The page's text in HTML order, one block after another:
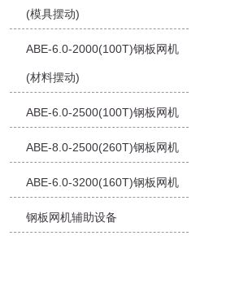
(模具摆动)
ABE-6.0-2000(100T)钢板网机
(材料摆动)
ABE-6.0-2500(100T)钢板网机
ABE-8.0-2500(260T)钢板网机
ABE-6.0-3200(160T)钢板网机
钢板网机辅助设备